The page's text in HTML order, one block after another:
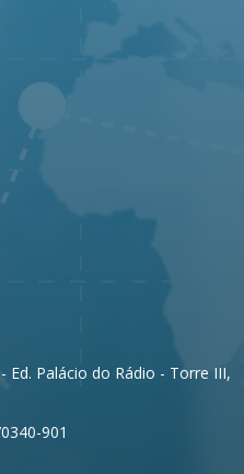
Ed. Palácio do Rádio - Torre III,
901